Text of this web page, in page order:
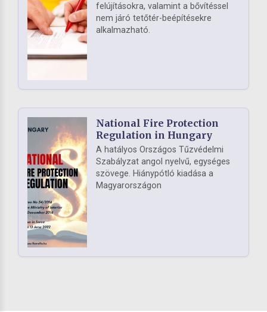
felújításokra, valamint a bővítéssel
nem járó tetőtér-beépítésekre
alkalmazható.
National Fire Protection
Regulation in Hungary
A hatályos Országos Tűzvédelmi
Szabályzat angol nyelvű, egységes
szövege. Hiánypótló kiadása a
Magyarországon